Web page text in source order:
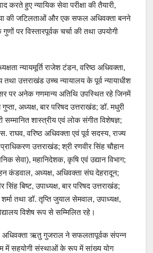
करते हुए न्यायिक सेवा परीक्षा की तैयारी,
की जटिलताओं और एक सफल अधिवक्ता बनने
पर विस्तारपूर्वक चर्चा की तथा उपयोगी
न्यायमूर्ति राजेश टंडन, वरिष्ठ अधिवक्ता,
तथा उत्तराखंड उच्च न्यायालय के पूर्व न्यायाधीश
पर अनेक गणमान्य अतिथि उपस्थित रहे जिनमें
अध्यक्ष, बार परिषद उत्तराखंड; डॉ. मधुरी
सम्मानित शास्त्रीय एवं लोक संगीत विशेषज्ञ;
राघव, वरिष्ठ अधिवक्ता एवं पूर्व सदस्य, राज्य
उत्तराखंड; श्री रणवीर सिंह चौहान
सेवा), महानिदेशक, कृषि एवं उद्यान विभाग;
कंडवाल, अध्यक्ष, अधिवक्ता संघ देहरादून;
सिंह बिष्ट, उपाध्यक्ष, बार परिषद उत्तराखंड;
तथा डॉ. तृप्ति जुयाल सेमवाल, उपाध्यक्ष,
विशेष रूप से सम्मिलित रहे।
ऋतु गुजराल ने सफलतापूर्वक संपन्न
में सहयोगी संस्थाओं के रूप में सांख्य योग